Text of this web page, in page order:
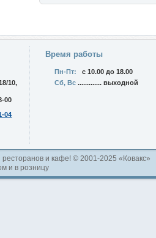
10,
00
04
Время работы
Пн-Пт:
с 10.00 до 18.00
Сб, Вс............. выходной
ресторанов и кафе! © 2001-2025 «Ковакс»
и в розницу